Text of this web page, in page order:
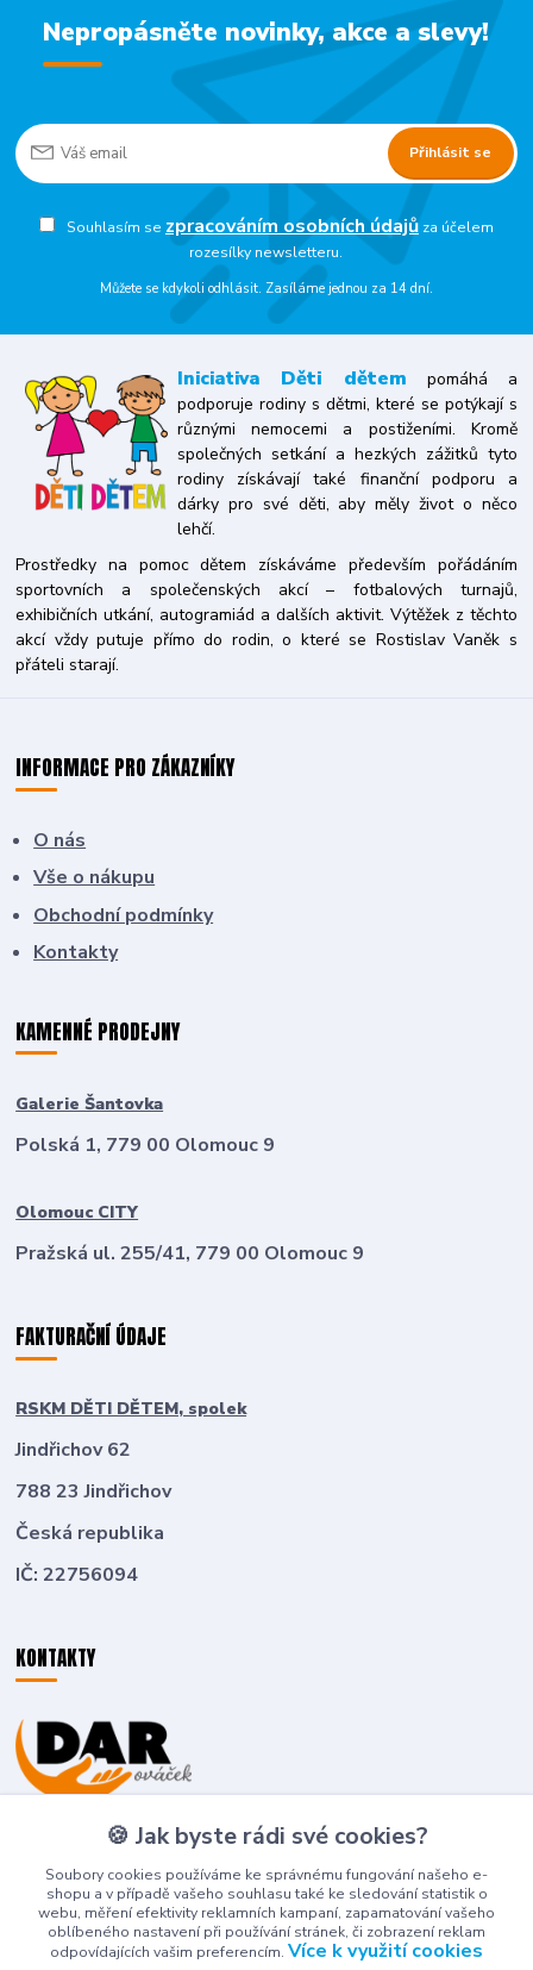
Nepropásněte novinky, akce a slevy!
Přihlásit se
Souhlasím se zpracováním osobních údajůza účelem
rozesílky newsletteru.
Můžete se kdykoli odhlásit. Zasíláme jednou za 14 dní.
Iniciativa Děti dětem pomáhá a
podporuje rodiny s dětmi, které se potýkají s
různými nemocemi a postiženími. Kromě
společných setkání a hezkých zážitků tyto
rodiny získávají také finanční podporu a
dárky pro své děti, aby měly život o něco
lehčí.
Prostředky na pomoc dětem získáváme především pořádáním
sportovních a společenských akcí – fotbalových turnajů,
exhibičních utkání, autogramiád a dalších aktivit. Výtěžek z těchto
akcí vždy putuje přímo do rodin, o které se Rostislav Vaněk s
přáteli starají.
INFORMACE PRO ZÁKAZNÍKY
O nás
Vše o nákupu
Obchodní podmínky
Kontakty
KAMENNÉ PRODEJNY
Galerie Šantovka
Polská 1, 779 00 Olomouc 9
Olomouc CITY
Pražská ul. 255/41, 779 00 Olomouc 9
FAKTURAČNÍ ÚDAJE
RSKM DĚTI DĚTEM, spolek
Jindřichov 62
788 23 Jindřichov
Česká republika
IČ: 22756094
KONTAKTY
+420 774 636 266
deti-detem@seznam.cz
🍪 Jak byste rádi své cookies?
Soubory cookies používáme ke správnému fungování našeho e-
shopu a v případě vašeho souhlasu také ke sledování statistik o
webu, měření efektivity reklamních kampaní, zapamatování vašeho
oblíbeného nastavení při používání stránek, či zobrazení reklam
odpovídajících vašim preferencím. Více k využití cookies